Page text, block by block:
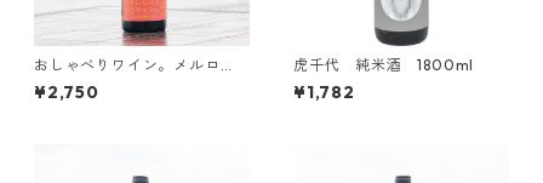
おしゃべりワイン。メルロ
ー 750ml
¥2,750
虎千代 純米酒 1800ml
¥1,782